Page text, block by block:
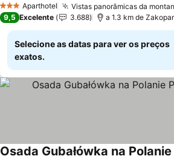
3 EstrelasAparthotel Vistas panorâmicas da
9,5 Excelente 3.688 a 1.3 km de
Selecione as datas para ver os preços
exatos.